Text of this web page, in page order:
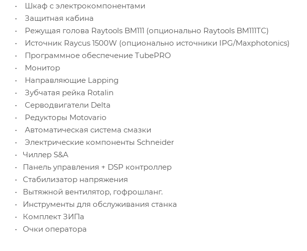
• Шкаф с электрокомпонентами
• Защитная кабина
• Режущая голова Raytools BM111 (опционально Raytools BM111TC)
• Источник Raycus 1500W (опционально источники IPG/Maxphotonics)
• Программное обеспечение TubePRO
• Монитор
• Направляющие Lapping
• Зубчатая рейка Rotalin
• Серводвигатели Delta
• Редукторы Motovario
• Автоматическая система смазки
• Электрические компоненты Schneider
• Чиллер S&A
• Панель управления + DSP контроллер
• Стабилизатор напряжения
• Вытяжной вентилятор, гофрошланг.
• Инструменты для обслуживания станка
• Комплект ЗИПа
• Очки оператора